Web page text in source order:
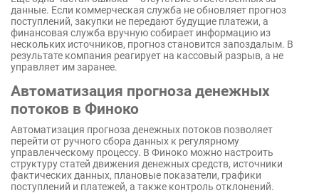
данные. Если коммерческая служба не обновляет прогноз
поступлений, закупки не передают будущие платежи, а
финансовая служба вручную собирает информацию из
нескольких источников, прогноз становится запоздалым. В
результате компания реагирует на кассовый разрыв, а не
управляет им заранее.
Автоматизация прогноза денежных
потоков в Финоко
Автоматизация прогноза денежных потоков позволяет
перейти от ручного сбора данных к регулярному
управленческому процессу. В Финоко можно настроить
структуру статей движения денежных средств, источники
фактических данных, плановые показатели, графики
поступлений и платежей, а также контроль отклонений.